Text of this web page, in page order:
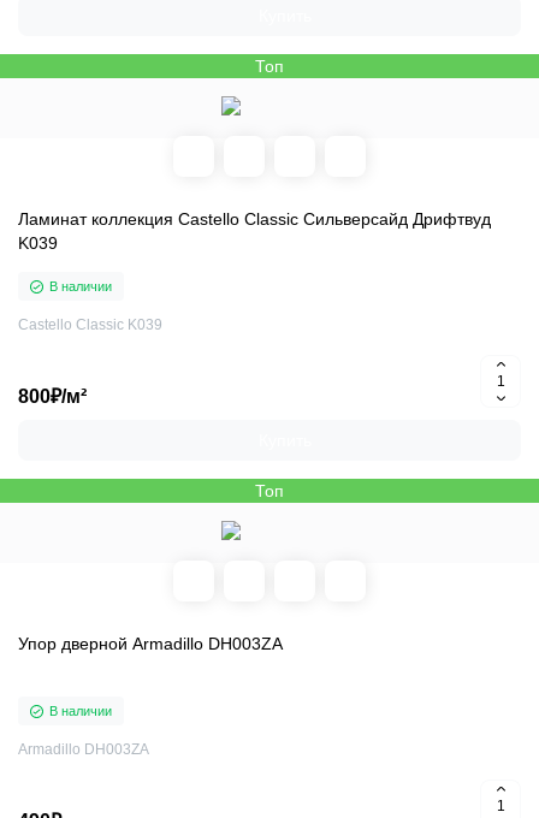
Топ
Ламинат коллекция Castello Classic Сильверсайд Дрифтвуд
K039
В наличии
Castello Classic K039
800₽/м²
Топ
Упор дверной Armadillo DH003ZA
В наличии
Armadillo DH003ZA